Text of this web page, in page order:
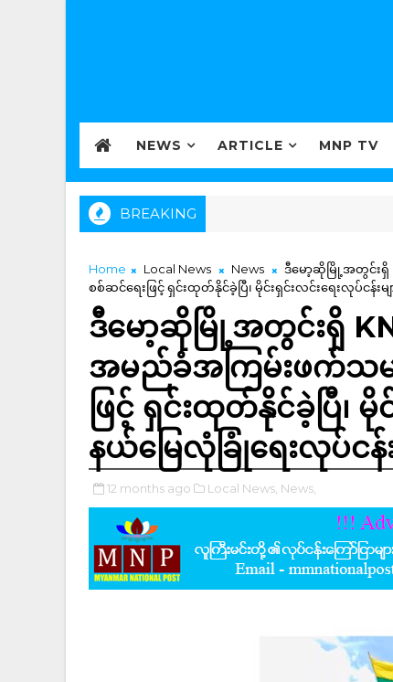
NEWS ARTICLE MNP TV
BREAKING
Home Local News News
ဒီမော့ဆိုမြို့အတွင်းရှိ
စစ်ဆင်ရေးဖြင့် ရှင်းထုတ်နိုင်ခဲ့ပြီ၊ မိုင်းရှင်းလင်းရေးလုပ်ငန်
ဒီမော့ဆိုမြို့အတွင်းရှိ
အမည်ခံအကြမ်းဖက်သမား
ဖြင့် ရှင်းထုတ်နိုင်ခဲ့ပြီ၊ မို
နယ်မြေလုံခြုံရေးလုပ်
12 months ago Local News, News,